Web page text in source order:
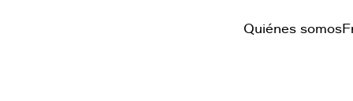
Quiénes somos